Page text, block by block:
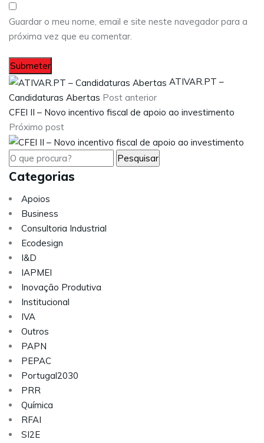
Guardar o meu nome, email e site neste navegador para a
próxima vez que eu comentar.
ATIVAR.PT –
Candidaturas Abertas Post anterior
CFEI II – Novo incentivo fiscal de apoio ao investimento
Próximo post
Categorias
Apoios
Business
Consultoria Industrial
Ecodesign
I&D
IAPMEI
Inovação Produtiva
Institucional
IVA
Outros
PAPN
PEPAC
Portugal2030
PRR
Química
RFAI
SI2E